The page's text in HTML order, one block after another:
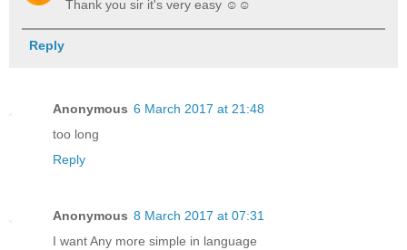
Thank you sir it's very easy ☺☺
Reply
Anonymous 6 March 2017 at 21:48
too long
Reply
Anonymous 8 March 2017 at 07:31
I want Any more simple in language